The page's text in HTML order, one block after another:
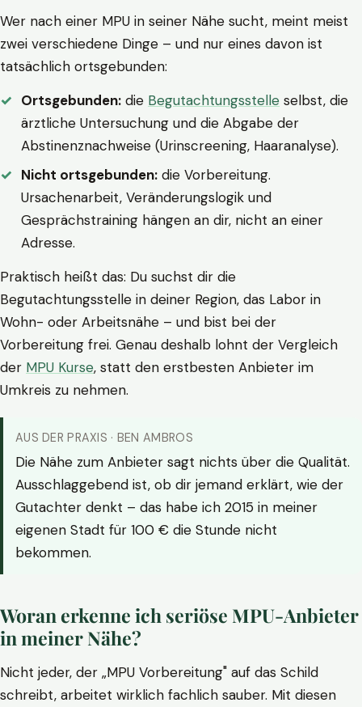
Wer nach einer MPU in seiner Nähe sucht, meint meist
zwei verschiedene Dinge – und nur eines davon ist
tatsächlich ortsgebunden:
Ortsgebunden: die Begutachtungsstelle selbst, die
ärztliche Untersuchung und die Abgabe der
Abstinenznachweise (Urinscreening, Haaranalyse).
Nicht ortsgebunden: die Vorbereitung.
Ursachenarbeit, Veränderungslogik und
Gesprächstraining hängen an dir, nicht an einer
Adresse.
Praktisch heißt das: Du suchst dir die
Begutachtungsstelle in deiner Region, das Labor in
Wohn- oder Arbeitsnähe – und bist bei der
Vorbereitung frei. Genau deshalb lohnt der Vergleich
der MPU Kurse, statt den erstbesten Anbieter im
Umkreis zu nehmen.
AUS DER PRAXIS · BEN AMBROS
Die Nähe zum Anbieter sagt nichts über die Qualität.
Ausschlaggebend ist, ob dir jemand erklärt, wie der
Gutachter denkt – das habe ich 2015 in meiner
eigenen Stadt für 100 € die Stunde nicht
bekommen.
Woran erkenne ich seriöse MPU-Anbieter
in meiner Nähe?
Nicht jeder, der „MPU Vorbereitung" auf das Schild
schreibt, arbeitet wirklich fachlich sauber. Mit diesen